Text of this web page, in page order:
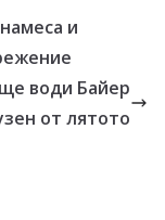
и
води Байер
от лятото